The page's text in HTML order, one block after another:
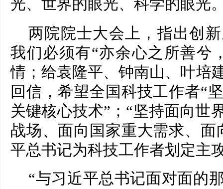
光、世界的眼光、科学的眼光
两院院士大会上，指出创
我们必须有“亦余心之所善兮
情；给袁隆平、钟南山、叶培
回信，希望全国科技工作者“
关键核心技术”；“坚持面向世
战场、面向国家重大需求、面
平总书记为科技工作者划定主
“与习近平总书记面对面的